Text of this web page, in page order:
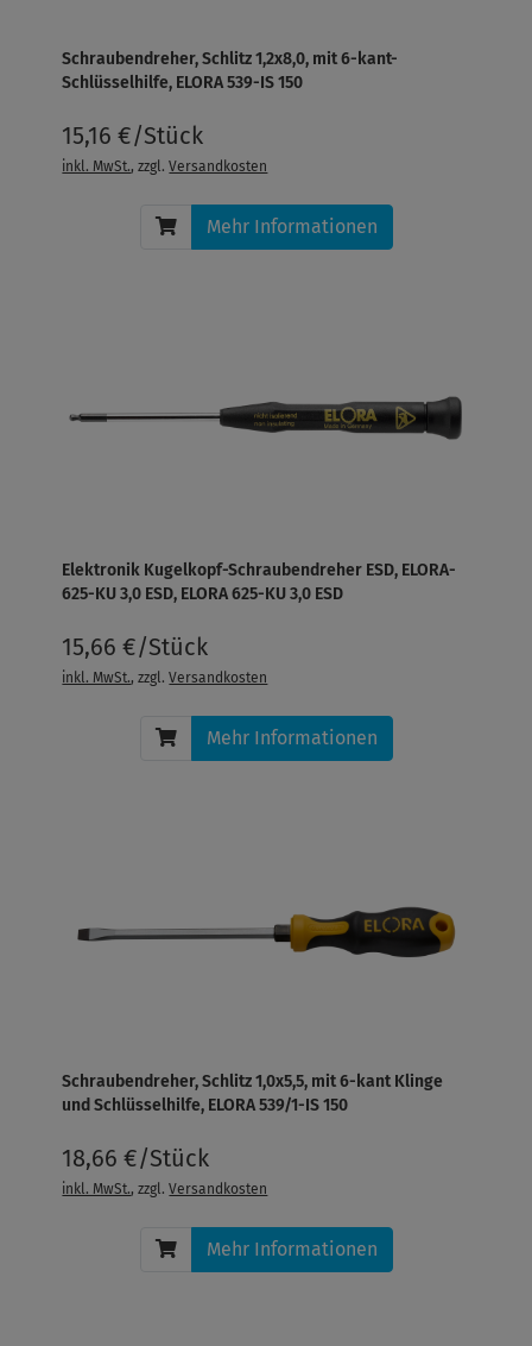
Schraubendreher, Schlitz 1,2x8,0, mit 6-kant-
Schlüsselhilfe, ELORA 539-IS 150
15,16 €/Stück
inkl. MwSt., zzgl.Versandkosten
Mehr Informationen
Elektronik Kugelkopf-Schraubendreher ESD, ELORA-
625-KU 3,0 ESD, ELORA 625-KU 3,0 ESD
15,66 €/Stück
inkl. MwSt., zzgl.Versandkosten
Mehr Informationen
Schraubendreher, Schlitz 1,0x5,5, mit 6-kant Klinge
und Schlüsselhilfe, ELORA 539/1-IS 150
18,66 €/Stück
inkl. MwSt., zzgl.Versandkosten
Mehr Informationen